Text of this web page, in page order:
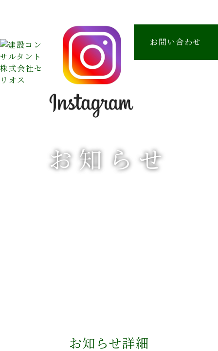
お問い合わせ
お知らせ
お知らせ詳細